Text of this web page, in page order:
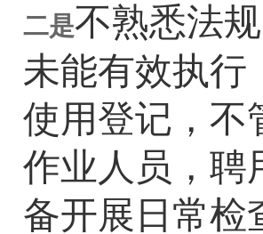
二是不熟悉法
未能有效执行
使用登记，不
作业人员，聘
备开展日常检